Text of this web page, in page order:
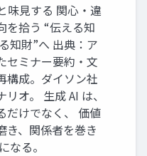
味見する 関心・違
を拾う “伝える知
知財”へ 出典：ア
セミナー要約・文
構成。ダイソン社
オ。 生成 AI は、
だけでなく、 価値
き、関係者を巻き
なる。